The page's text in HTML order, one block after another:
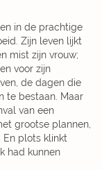
in de prachtige
Zijn leven lijkt
mist zijn vrouw;
voor zijn
de dagen die
te bestaan. Maar
van een
grootse plannen,
En plots klinkt
had kunnen